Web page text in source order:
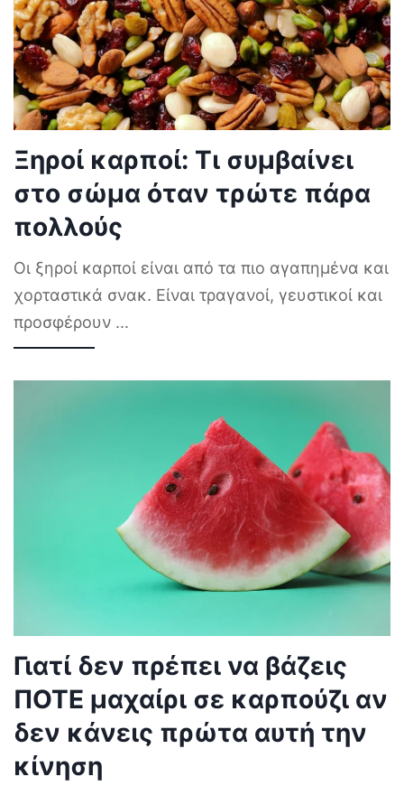
Ξηροί καρποί: Τι συμβαίνει
στο σώμα όταν τρώτε πάρα
πολλούς
Οι ξηροί καρποί είναι από τα πιο αγαπημένα και
χορταστικά σνακ. Είναι τραγανοί, γευστικοί και
προσφέρουν ...
Γιατί δεν πρέπει να βάζεις
ΠΟΤΕ μαχαίρι σε καρπούζι αν
δεν κάνεις πρώτα αυτή την
κίνηση